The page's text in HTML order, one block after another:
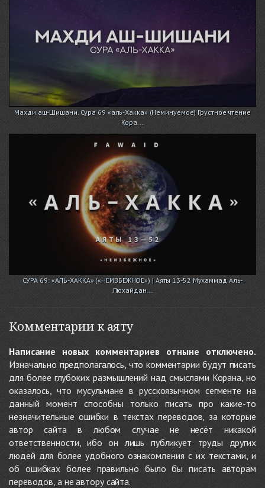
Махди аш-Шишани. Сура 69 «аль-Хакка» (Неминуемое) Грустное чтение
Кора...
СУРА 69: «АЛЬ-ХАККА» («НЕИЗБЕЖНОЕ») | Аяты 13-52 Мухаммад Аль-
Люхайдан...
Комментарии к аяту
Написание новых комментариев отныне отключено.
Изначально предполагалось, что комментарии будут писать
для более глубоких размышлений над смыслами Корана, но
оказалось, что мусульмане в русскоязычном сегменте на
данный момент способны только писать про какие-то
незначительные ошибки в текстах переводов, за которые
автор сайта в любом случае не несёт никакой
ответственности, ибо он лишь публикует труды других
людей для более удобного ознакомления с их текстами, и
об ошибках более правильно было бы писать авторам
переводов, а не автору сайта.